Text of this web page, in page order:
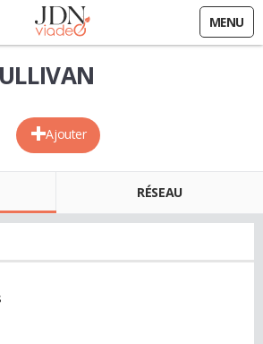
MENU
Ajouter
RÉSEAU